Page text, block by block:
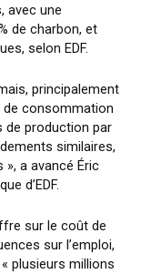
avec une
de charbon, et
selon EDF.
principalement
de consommation
de production par
similaires,
a avancé Éric
d’EDF.
sur le coût de
sur l’emploi,
plusieurs millions